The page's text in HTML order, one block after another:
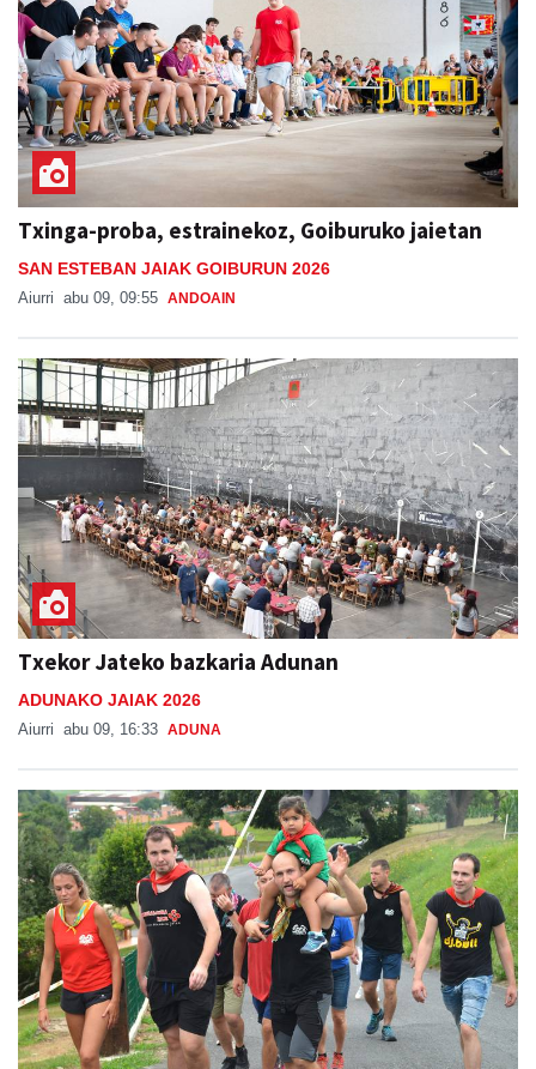
Txinga-proba, estrainekoz, Goiburuko jaietan
SAN ESTEBAN JAIAK GOIBURUN 2026
Aiurri abu 09, 09:55 ANDOAIN
Txekor Jateko bazkaria Adunan
ADUNAKO JAIAK 2026
Aiurri abu 09, 16:33 ADUNA